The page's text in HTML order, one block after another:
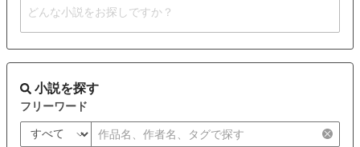
小説を探す
フリーワード